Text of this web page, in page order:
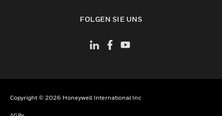
FOLGEN SIE UNS
Copyright © 2026 Honeywell International Inc